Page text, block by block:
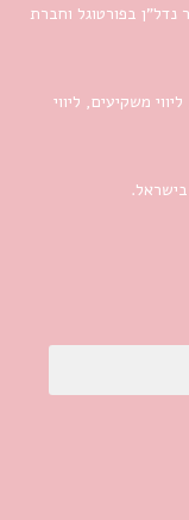
בפורטוגל וחברת
משקיעים, ליווי
בישראל.